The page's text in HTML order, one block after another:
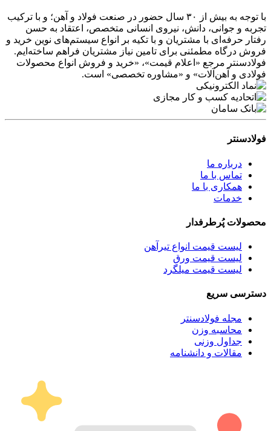
با توجه به بیش از ۳۰ سال حضور در صنعت فولاد و آهن؛ و با ترکیب
تجربه و جوانی، دانش، نیروی انسانی متخصص، اعتقاد به حسن
رفتار حرفه‌ای با مشتریان و با تکیه بر انواع سیستم‌های نوین خرید و
فروش درگاه مطمئنی برای تامین نیاز مشتریان فراهم ساخته‌ایم.
فولادسنتر مرجع «اعلام قیمت»، «خرید و فروش انواع محصولات
فولادی و آهن‌آلات» و «مشاوره تخصصی» است.
فولادسنتر
درباره ما
تماس با ما
همکاری با ما
خدمات
محصولات پُرطرفدار
لیست قیمت انواع تیرآهن
لیست قیمت ورق
لیست قیمت میلگرد
دسترسی سریع
مجله فولادسنتر
محاسبه وزن
جداول وزنی
مقالات و دانشنامه